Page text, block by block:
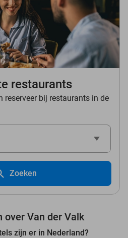
restaurants
reserveer bij restaurants in de
Zoeken
over Van der Valk
zijn er in Nederland?